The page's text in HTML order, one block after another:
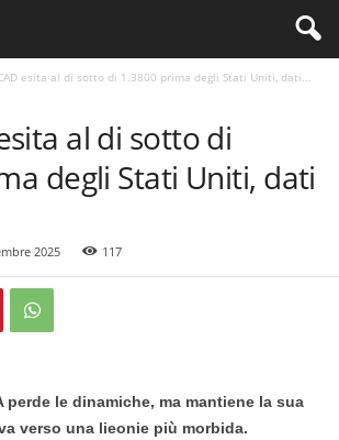
esita al di sotto di 1.3800 prima degli Stati Uniti, dati...
al di sotto di
degli Stati Uniti, dati
2025 117
perde le dinamiche, ma mantiene la sua
verso una lieonie più morbida.